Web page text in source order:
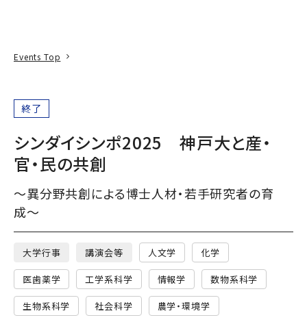
Events Top
終了
シンダイシンポ2025 神戸大と産・
官・民の共創
〜異分野共創による博士人材・若手研究者の育
成〜
大学行事 講演会等 人文学 化学
医歯薬学 工学系科学 情報学 数物系科学
生物系科学 社会科学 農学・環境学